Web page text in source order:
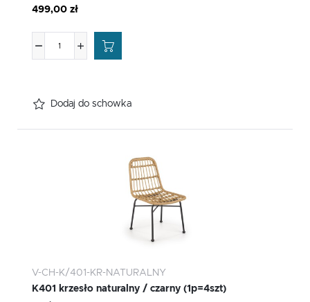
499,00 zł
Dodaj do schowka
V-CH-K/401-KR-NATURALNY
K401 krzesło naturalny / czarny (1p=4szt)